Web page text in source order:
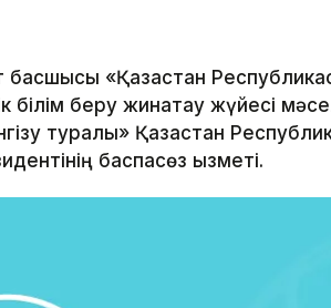
басшысы «Қазақстан
білім беру жинақтау жүйесі
туралы» Қазақстан
баспасөз қызметі.